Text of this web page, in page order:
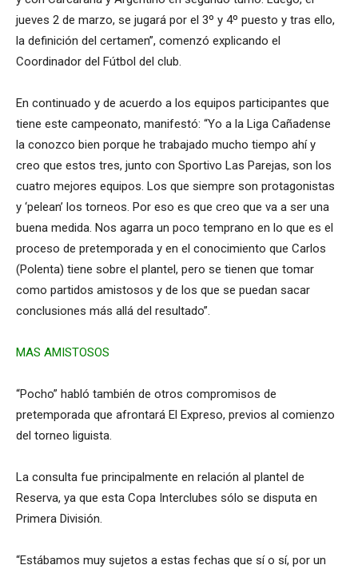
jueves 2 de marzo, se jugará por el 3º y 4º puesto y tras ello,
la definición del certamen”, comenzó explicando el
Coordinador del Fútbol del club.
En continuado y de acuerdo a los equipos participantes que
tiene este campeonato, manifestó: “Yo a la Liga Cañadense
la conozco bien porque he trabajado mucho tiempo ahí y
creo que estos tres, junto con Sportivo Las Parejas, son los
cuatro mejores equipos. Los que siempre son protagonistas
y ‘pelean’ los torneos. Por eso es que creo que va a ser una
buena medida. Nos agarra un poco temprano en lo que es el
proceso de pretemporada y en el conocimiento que Carlos
(Polenta) tiene sobre el plantel, pero se tienen que tomar
como partidos amistosos y de los que se puedan sacar
conclusiones más allá del resultado”.
MAS AMISTOSOS
“Pocho” habló también de otros compromisos de
pretemporada que afrontará El Expreso, previos al comienzo
del torneo liguista.
La consulta fue principalmente en relación al plantel de
Reserva, ya que esta Copa Interclubes sólo se disputa en
Primera División.
“Estábamos muy sujetos a estas fechas que sí o sí, por un